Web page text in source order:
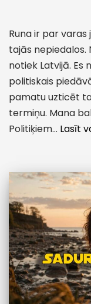
Runa ir par
tajās nepiedalos.
notiek Latvijā. Es
politiskais
pamatu uzticēt
termiņu. Mana
Politiķiem… Lasīt